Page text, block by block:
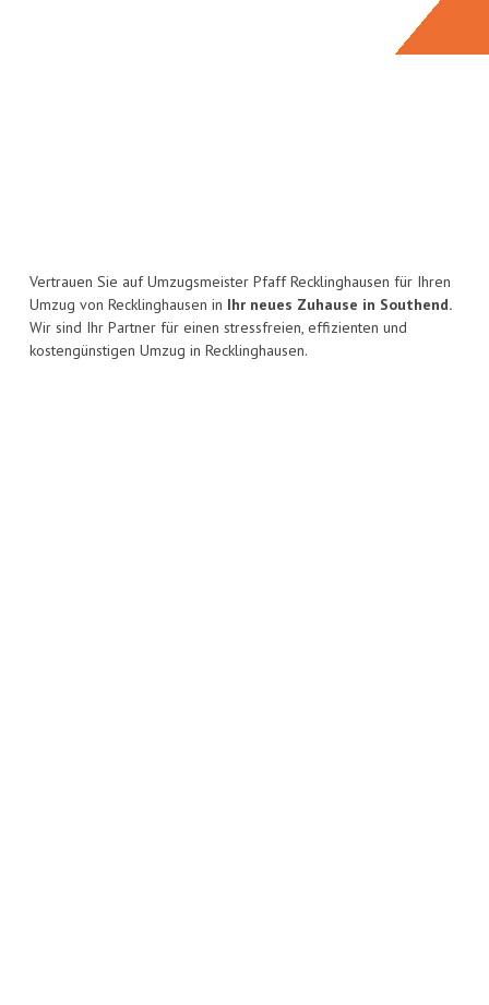
Vertrauen Sie auf Umzugsmeister Pfaff Recklinghausen für Ihren
Umzug von Recklinghausen in Ihr neues Zuhause in Southend.
Wir sind Ihr Partner für einen stressfreien, effizienten und
kostengünstigen Umzug in Recklinghausen.